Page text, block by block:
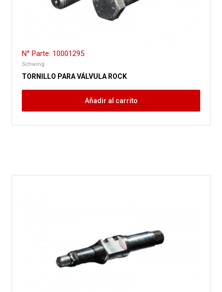
N° Parte: 10001295
Schwing
TORNILLO PARA VÁLVULA ROCK
Añadir al carrito